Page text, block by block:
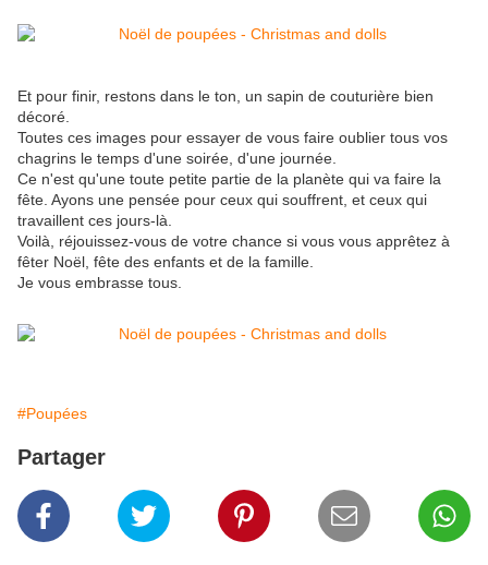
Et pour finir, restons dans le ton, un sapin de couturière bien
décoré.
Toutes ces images pour essayer de vous faire oublier tous vos
chagrins le temps d'une soirée, d'une journée.
Ce n'est qu'une toute petite partie de la planète qui va faire la
fête. Ayons une pensée pour ceux qui souffrent, et ceux qui
travaillent ces jours-là.
Voilà, réjouissez-vous de votre chance si vous vous apprêtez à
fêter Noël, fête des enfants et de la famille.
Je vous embrasse tous.
#Poupées
Partager